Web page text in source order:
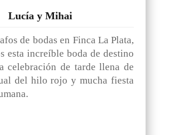
Lucía y Mihai
de bodas en Finca La Plata,
esta increíble boda de destino
celebración de tarde llena de
del hilo rojo y mucha fiesta